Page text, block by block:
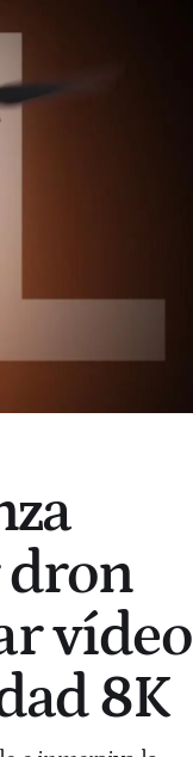
dron
vídeo
8K